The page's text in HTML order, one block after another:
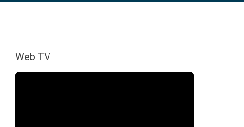
Web TV